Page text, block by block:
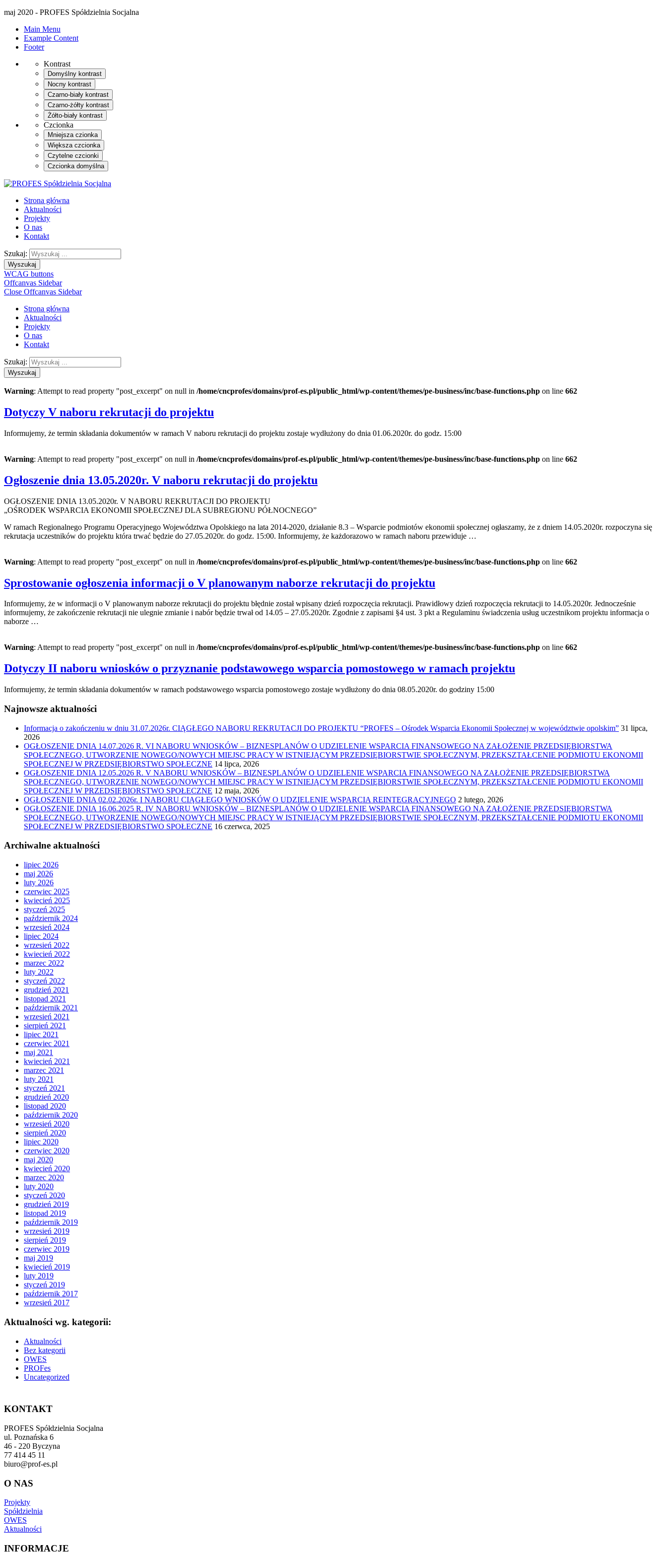
maj 2020 - PROFES Spółdzielnia Socjalna
Main Menu
Example Content
Footer
Kontrast
Domyślny kontrast
Nocny kontrast
Czarno-biały kontrast
Czarno-żółty kontrast
Żółto-biały kontrast
Czcionka
Mniejsza czionka
Większa czcionka
Czytelne czcionki
Czcionka domyślna
Strona główna
Aktualności
Projekty
O nas
Kontakt
Szukaj:
Wyszukaj
WCAG buttons
Offcanvas Sidebar
Close Offcanvas Sidebar
Strona główna
Aktualności
Projekty
O nas
Kontakt
Szukaj:
Wyszukaj
Warning: Attempt to read property "post_excerpt" on null in /home/cncprofes/domains/prof-es.pl/public_html/wp-content/themes/pe-business/inc/base-functions.php on line 662
Dotyczy V naboru rekrutacji do projektu
Informujemy, że termin składania dokumentów w ramach V naboru rekrutacji do projektu zostaje wydłużony do dnia 01.06.2020r. do godz. 15:00
Warning: Attempt to read property "post_excerpt" on null in /home/cncprofes/domains/prof-es.pl/public_html/wp-content/themes/pe-business/inc/base-functions.php on line 662
Ogłoszenie dnia 13.05.2020r. V naboru rekrutacji do projektu
OGŁOSZENIE DNIA 13.05.2020r. V NABORU REKRUTACJI DO PROJEKTU
„OŚRODEK WSPARCIA EKONOMII SPOŁECZNEJ DLA SUBREGIONU PÓŁNOCNEGO”
W ramach Regionalnego Programu Operacyjnego Województwa Opolskiego na lata 2014-2020, działanie 8.3 – Wsparcie podmiotów ekonomii społecznej ogłaszamy, że z dniem 14.05.2020r. rozpoczyna się
rekrutacja uczestników do projektu która trwać będzie do 27.05.2020r. do godz. 15:00. Informujemy, że każdorazowo w ramach naboru przewiduje …
Warning: Attempt to read property "post_excerpt" on null in /home/cncprofes/domains/prof-es.pl/public_html/wp-content/themes/pe-business/inc/base-functions.php on line 662
Sprostowanie ogłoszenia informacji o V planowanym naborze rekrutacji do projektu
Informujemy, że w informacji o V planowanym naborze rekrutacji do projektu błędnie został wpisany dzień rozpoczęcia rekrutacji. Prawidłowy dzień rozpoczęcia rekrutacji to 14.05.2020r. Jednocześnie
informujemy, że zakończenie rekrutacji nie ulegnie zmianie i nabór będzie trwał od 14.05 – 27.05.2020r. Zgodnie z zapisami §4 ust. 3 pkt a Regulaminu świadczenia usług uczestnikom projektu informacja o
naborze …
Warning: Attempt to read property "post_excerpt" on null in /home/cncprofes/domains/prof-es.pl/public_html/wp-content/themes/pe-business/inc/base-functions.php on line 662
Dotyczy II naboru wniosków o przyznanie podstawowego wsparcia pomostowego w ramach projektu
Informujemy, że termin składania dokumentów w ramach podstawowego wsparcia pomostowego zostaje wydłużony do dnia 08.05.2020r. do godziny 15:00
Najnowsze aktualności
Informacja o zakończeniu w dniu 31.07.2026r. CIĄGŁEGO NABORU REKRUTACJI DO PROJEKTU “PROFES – Ośrodek Wsparcia Ekonomii Społecznej w województwie opolskim” 31 lipca,
2026
OGŁOSZENIE DNIA 14.07.2026 R. VI NABORU WNIOSKÓW – BIZNESPLANÓW O UDZIELENIE WSPARCIA FINANSOWEGO NA ZAŁOŻENIE PRZEDSIĘBIORSTWA
SPOŁECZNEGO, UTWORZENIE NOWEGO/NOWYCH MIEJSC PRACY W ISTNIEJĄCYM PRZEDSIĘBIORSTWIE SPOŁECZNYM, PRZEKSZTAŁCENIE PODMIOTU EKONOMII
SPOŁECZNEJ W PRZEDSIĘBIORSTWO SPOŁECZNE 14 lipca, 2026
OGŁOSZENIE DNIA 12.05.2026 R. V NABORU WNIOSKÓW – BIZNESPLANÓW O UDZIELENIE WSPARCIA FINANSOWEGO NA ZAŁOŻENIE PRZEDSIĘBIORSTWA
SPOŁECZNEGO, UTWORZENIE NOWEGO/NOWYCH MIEJSC PRACY W ISTNIEJĄCYM PRZEDSIĘBIORSTWIE SPOŁECZNYM, PRZEKSZTAŁCENIE PODMIOTU EKONOMII
SPOŁECZNEJ W PRZEDSIĘBIORSTWO SPOŁECZNE 12 maja, 2026
OGŁOSZENIE DNIA 02.02.2026r. I NABORU CIĄGŁEGO WNIOSKÓW O UDZIELENIE WSPARCIA REINTEGRACYJNEGO 2 lutego, 2026
OGŁOSZENIE DNIA 16.06.2025 R. IV NABORU WNIOSKÓW – BIZNESPLANÓW O UDZIELENIE WSPARCIA FINANSOWEGO NA ZAŁOŻENIE PRZEDSIĘBIORSTWA
SPOŁECZNEGO, UTWORZENIE NOWEGO/NOWYCH MIEJSC PRACY W ISTNIEJĄCYM PRZEDSIĘBIORSTWIE SPOŁECZNYM, PRZEKSZTAŁCENIE PODMIOTU EKONOMII
SPOŁECZNEJ W PRZEDSIĘBIORSTWO SPOŁECZNE 16 czerwca, 2025
Archiwalne aktualności
lipiec 2026
maj 2026
luty 2026
czerwiec 2025
kwiecień 2025
styczeń 2025
październik 2024
wrzesień 2024
lipiec 2024
wrzesień 2022
kwiecień 2022
marzec 2022
luty 2022
styczeń 2022
grudzień 2021
listopad 2021
październik 2021
wrzesień 2021
sierpień 2021
lipiec 2021
czerwiec 2021
maj 2021
kwiecień 2021
marzec 2021
luty 2021
styczeń 2021
grudzień 2020
listopad 2020
październik 2020
wrzesień 2020
sierpień 2020
lipiec 2020
czerwiec 2020
maj 2020
kwiecień 2020
marzec 2020
luty 2020
styczeń 2020
grudzień 2019
listopad 2019
październik 2019
wrzesień 2019
sierpień 2019
czerwiec 2019
maj 2019
kwiecień 2019
luty 2019
styczeń 2019
październik 2017
wrzesień 2017
Aktualności wg. kategorii:
Aktualności
Bez kategorii
OWES
PROFes
Uncategorized
KONTAKT
PROFES Spółdzielnia Socjalna
ul. Poznańska 6
46 - 220 Byczyna
77 414 45 11
biuro@prof-es.pl
O NAS
Projekty
Spółdzielnia
OWES
Aktualności
INFORMACJE